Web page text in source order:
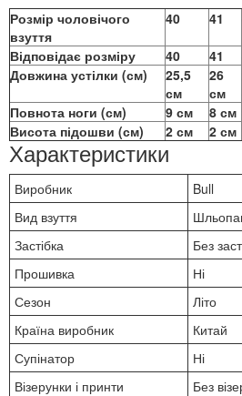
Розмір чоловічого
взуття
40 41
Відповідає розміру 40 41
Довжина устілки (см)
25,5
см
26
см
Повнота ноги (см)
9 см 8 см
Висота підошви (см)
2 см 2 см
Характеристики
Виробник
Bull
Вид взуття
Застібка
Без
Прошивка
Ні
Сезон
Літо
Країна виробник
Китай
Супінатор
Ні
Візерунки і принти
Без